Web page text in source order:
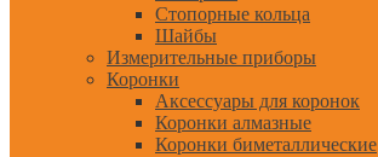
Стопорные кольца
Шайбы
Измерительные приборы
Коронки
Аксессуары для коронок
Коронки алмазные
Коронки биметаллические